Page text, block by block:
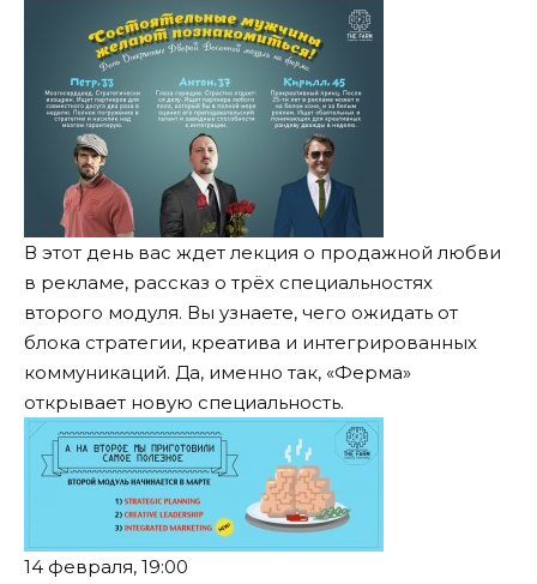
В этот день вас ждет лекция о продажной любви
в рекламе, рассказ о трёх специальностях
второго модуля. Вы узнаете, чего ожидать от
блока стратегии, креатива и интегрированных
коммуникаций. Да, именно так, «Ферма»
открывает новую специальность.
14 февраля, 19:00